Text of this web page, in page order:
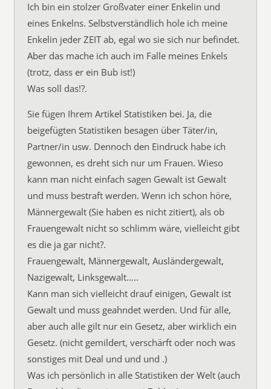
Ich bin ein stolzer Großvater einer Enkelin und
eines Enkelns. Selbstverständlich hole ich meine
Enkelin jeder ZEIT ab, egal wo sie sich nur befindet.
Aber das mache ich auch im Falle meines Enkels
(trotz, dass er ein Bub ist!)
Was soll das!?.
Sie fügen Ihrem Artikel Statistiken bei. Ja, die
beigefügten Statistiken besagen über Täter/in,
Partner/in usw. Dennoch den Eindruck habe ich
gewonnen, es dreht sich nur um Frauen. Wieso
kann man nicht einfach sagen Gewalt ist Gewalt
und muss bestraft werden. Wenn ich schon höre,
Männergewalt (Sie haben es nicht zitiert), als ob
Frauengewalt nicht so schlimm wäre, vielleicht gibt
es die ja gar nicht?.
Frauengewalt, Männergewalt, Ausländergewalt,
Nazigewalt, Linksgewalt…..
Kann man sich vielleicht drauf einigen, Gewalt ist
Gewalt und muss geahndet werden. Und für alle,
aber auch alle gilt nur ein Gesetz, aber wirklich ein
Gesetz. (nicht gemildert, verschärft oder noch was
sonstiges mit Deal und und und .)
Was ich persönlich in alle Statistiken der Welt (auch